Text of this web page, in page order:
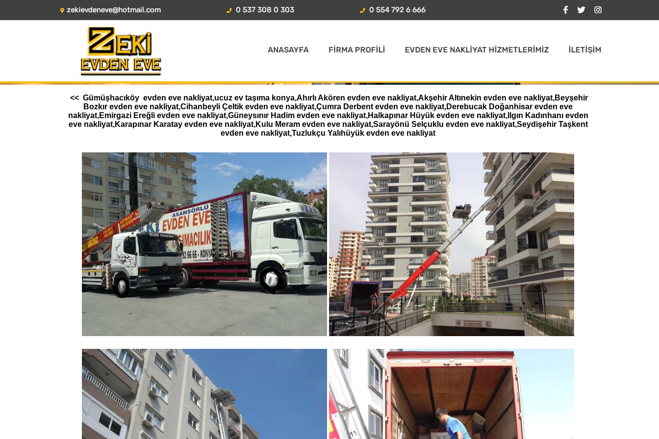
<< Gümüşhacıköy evden eve nakliyat,ucuz ev taşıma konya,Ahırlı Akören evden eve nakliyat,Akşehir Altınekin evden eve nakliyat,Beyşehir
Bozkır evden eve nakliyat,Cihanbeyli Çeltik evden eve nakliyat,Çumra Derbent evden eve nakliyat,Derebucak Doğanhisar evden eve
nakliyat,Emirgazi Ereğli evden eve nakliyat,Güneysınır Hadim evden eve nakliyat,Halkapınar Hüyük evden eve nakliyat,Ilgın Kadınhanı evden
eve nakliyat,Karapınar Karatay evden eve nakliyat,Kulu Meram evden eve nakliyat,Sarayönü Selçuklu evden eve nakliyat,Seydişehir Taşkent
evden eve nakliyat,Tuzlukçu Yalıhüyük evden eve nakliyat